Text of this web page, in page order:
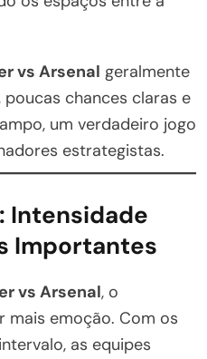
vs Arsenal geralmente
chances claras e
um verdadeiro jogo
estrategistas.
Intensidade
Importantes
vs Arsenal, o
mais emoção. Com os
as equipes